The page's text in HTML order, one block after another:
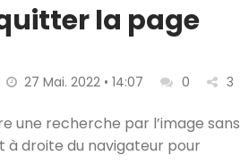
la page
27 Mai. 2022 • 14:07 0 3
une recherche par l’image sans
droite du navigateur pour